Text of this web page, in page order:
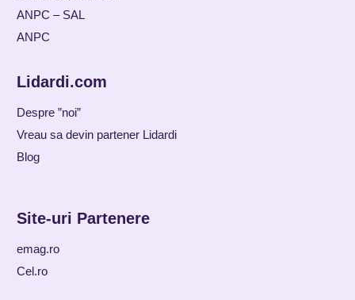
ANPC – SAL
ANPC
Lidardi.com
Despre ”noi”
Vreau sa devin partener Lidardi
Blog
Site-uri Partenere
emag.ro
Cel.ro